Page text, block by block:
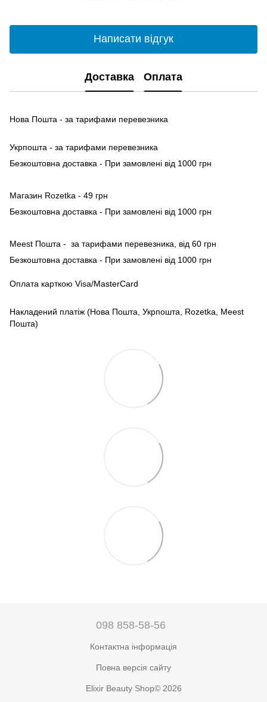
Написати відгук
Доставка Оплата
Нова Пошта - за тарифами перевезника
Укрпошта - за тарифами перевезника
Безкоштовна доставка - При замовлені від 1000 грн
Магазин Rozetka - 49 грн
Безкоштовна доставка - При замовлені від 1000 грн
Meest Пошта - за тарифами перевезника, від 60 грн
Безкоштовна доставка - При замовлені від 1000 грн
Оплата карткою Visa/MasterCard
Накладений платіж (Нова Пошта, Укрпошта, Rozetka, Meest
Пошта)
098 858-58-56
Контактна інформація
Повна версія сайту
Elixir Beauty Shop© 2026